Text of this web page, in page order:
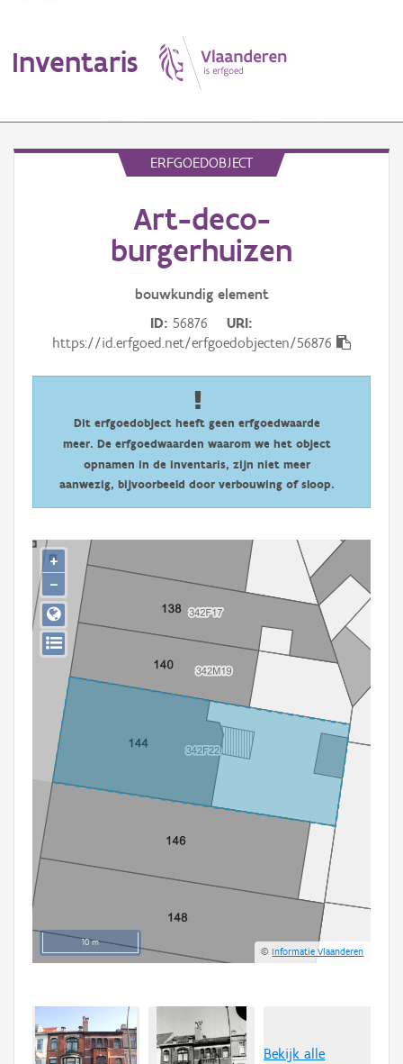
Inventaris
Aanduidingsobject
Gebeurtenis
Downloads
Hergebruik
ERFGOEDOBJECT
Art-deco-
burgerhuizen
bouwkundig element
ID 56876
URI
https://id.erfgoed.net/erfgoedobjecten/56876
Dit erfgoedobject heeft geen erfgoedwaarde
meer. De erfgoedwaarden waarom we het object
opnamen in de inventaris, zijn niet meer
aanwezig, bijvoorbeeld door verbouwing of sloop.
10 m
©Informatie Vlaanderen
+
−
Bekijk alle